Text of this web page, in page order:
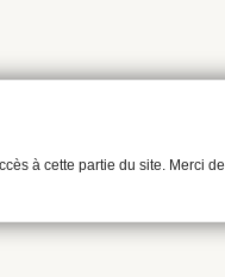
à cette partie du site. Merci de